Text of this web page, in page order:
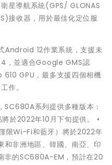
星導航系統(GPS/ GLONAS
收器，用於最佳化定位服
Android 12作業系統，支援未
，並適合Google GMS認
GPU，最多支援四個相機
作。
SC680A系列提供多種版本：
於2022年10月下旬提供。 •
限Wi-Fi和藍牙）將於2022年
和非洲地區、韓國、南亞、印
非的SC680A-EM，預計在20